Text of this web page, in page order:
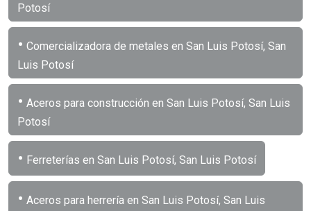
Potosí
• Comercializadora de metales en San Luis Potosí, San
Luis Potosí
• Aceros para construcción en San Luis Potosí, San Luis
Potosí
• Ferreterías en San Luis Potosí, San Luis Potosí
• Aceros para herrería en San Luis Potosí, San Luis